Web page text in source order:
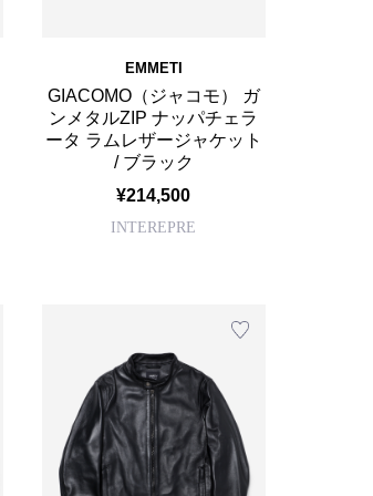
EMMETI
GIACOMO（ジャコモ） ガ
ンメタルZIP ナッパチェラ
ータ ラムレザージャケット
/ ブラック
¥214,500
INTEREPRE